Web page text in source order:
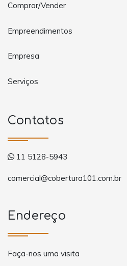
Comprar/Vender
Empreendimentos
Empresa
Serviços
Contatos
11 5128-5943
comercial@cobertura101.com.br
Endereço
Faça-nos uma visita